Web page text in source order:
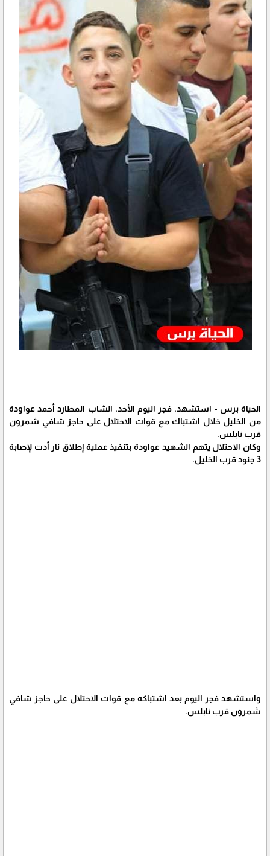
الحياة برس - استشهد، فجر اليوم الأحد، الشاب المطارد أحمد عواودة
من الخليل خلال اشتباك مع قوات الاحتلال على حاجز شافي شمرون
قرب نابلس.
وكان الاحتلال يتهم الشهيد عواودة بتنفيذ عملية إطلاق نار أدت لإصابة
3 جنود قرب الخليل،
واستشهد فجر اليوم بعد اشتباكه مع قوات الاحتلال على حاجز شافي
شمرون قرب نابلس.